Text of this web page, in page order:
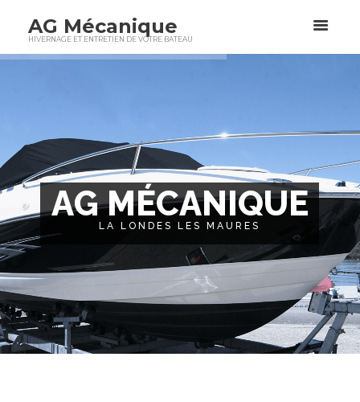
AG Mécanique
HIVERNAGE ET ENTRETIEN DE VOTRE BATEAU
AG MÉCANIQUE
LA LONDES LES MAURES